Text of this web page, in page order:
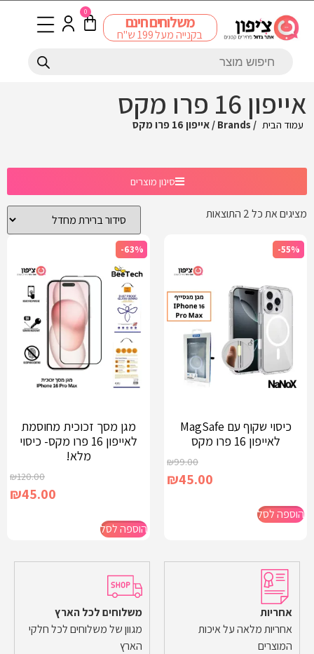
משלוחים חינם
בקנייה מעל 199 ש"ח
0
אייפון 16 פרו מקס
עמוד הבית / Brands / אייפון 16 פרו מקס
סינון מוצרים
מציגים את כל ⁦2⁩ התוצאות
-55%
כיסוי שקוף עם MagSafe
לאייפון 16 פרו מקס
₪99.00
₪45.00
הוספה לסל
-63%
מגן מסך זכוכית מחוסמת
לאייפון 16 פרו מקס- כיסוי
מלא!
₪120.00
₪45.00
הוספה לסל
אחריות
אחריות מלאה על איכות
המוצרים
משלוחים לכל הארץ
מגוון של משלוחים לכל חלקי
הארץ